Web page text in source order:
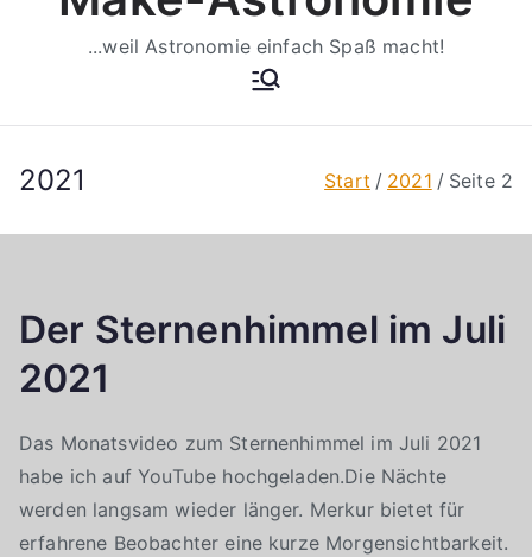
...weil Astronomie einfach Spaß macht!
2021 Start 2021 Seite 2
Der Sternenhimmel im Juli
2021
Das Monatsvideo zum Sternenhimmel im Juli 2021
habe ich auf YouTube hochgeladen.Die Nächte
werden langsam wieder länger. Merkur bietet für
erfahrene Beobachter eine kurze Morgensichtbarkeit.